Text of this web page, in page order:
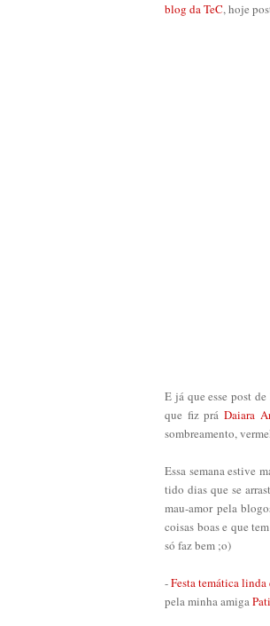
blog da TeC, hoje
E já que esse post
que fiz práDaiara
sombreamento,
Essa semana estive
tido dias que se
mau-amor pela
coisas boas e que
só faz bem ;o)
-Festa temática
pela minha amiga